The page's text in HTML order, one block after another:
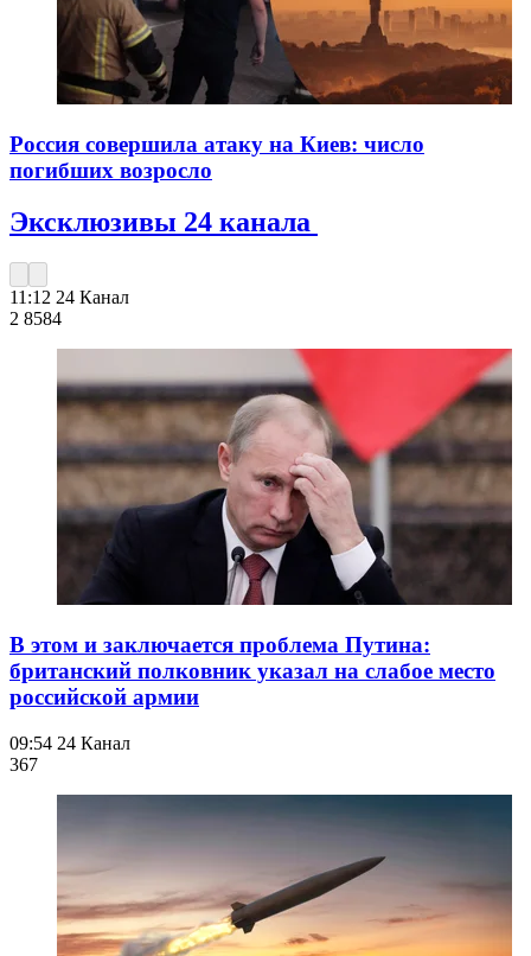
Россия совершила атаку на Киев: число
погибших возросло
Эксклюзивы 24 канала
11:12 24 Канал
2 8584
В этом и заключается проблема Путина:
британский полковник указал на слабое место
российской армии
09:54 24 Канал
367